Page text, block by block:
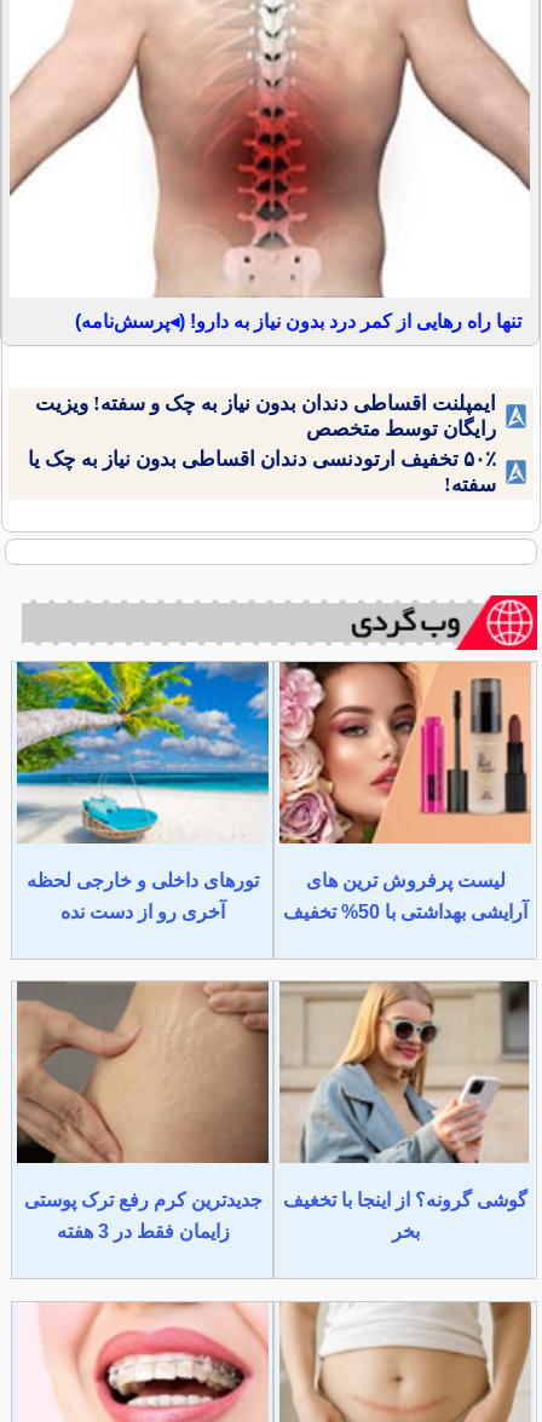
تنها راه رهایی از کمر درد بدون نیاز به دارو! (◂پرسش‌نامه)
ایمپلنت اقساطی دندان بدون نیاز به چک و سفته! ویزیت
رایگان توسط متخصص
۵۰٪ تخفیف ارتودنسی دندان اقساطی بدون نیاز به چک یا
سفته!
لیست پرفروش ترین های
آرایشی بهداشتی با 50% تخفیف
تورهای داخلی و خارجی لحظه
آخری رو از دست نده
گوشی گرونه؟ از اینجا با تخغیف
بخر
جدیدترین کرم رفع ترک پوستی
زایمان فقط در 3 هفته